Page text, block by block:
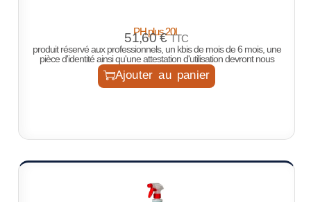
PH plus 20L
51,60€ TTC
produit réservé aux professionnels, un kbis de mois de 6 mois, une
pièce d'identité ainsi qu'une attestation d'utilisation devront nous
Ajouter au panier